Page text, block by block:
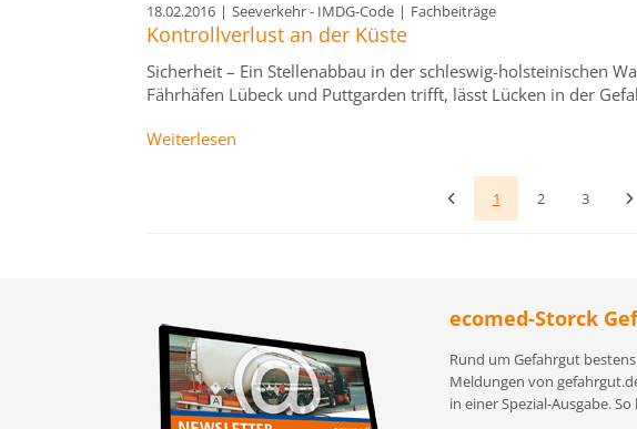
18.02.2016 | Seeverkehr - IMDG-Code | Fachbeiträge
Kontrollverlust an der Küste
Sicherheit – Ein Stellenabbau in der schleswig-holsteinischen
Fährhäfen Lübeck und Puttgarden trifft, lässt Lücken in der
Weiterlesen
1 2 3
ecomed-Storck
Rund um Gefahrgut
Meldungen von
in einer Spezial-Ausgabe.